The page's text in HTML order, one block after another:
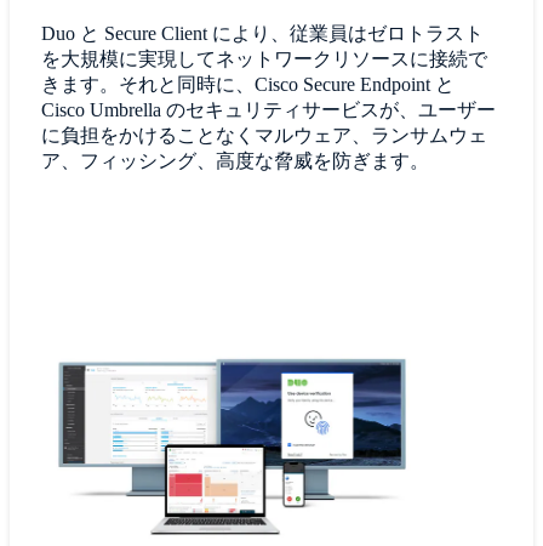
Duo と Secure Client により、従業員はゼロトラスト
を大規模に実現してネットワークリソースに接続で
きます。それと同時に、Cisco Secure Endpoint と
Cisco Umbrella のセキュリティサービスが、ユーザー
に負担をかけることなくマルウェア、ランサムウェ
ア、フィッシング、高度な脅威を防ぎます。